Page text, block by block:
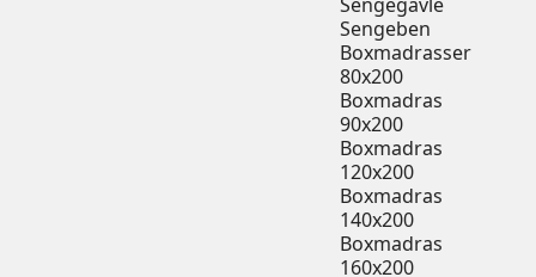
Sengeben
Boxmadrasser
80x200
Boxmadras
90x200
Boxmadras
120x200
Boxmadras
140x200
Boxmadras
160x200